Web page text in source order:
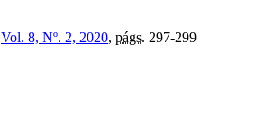
Vol. 8, Nº. 2, 2020, págs. 297-299